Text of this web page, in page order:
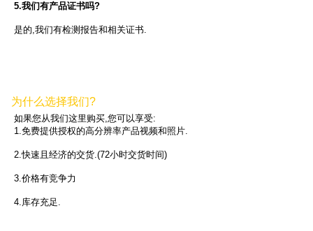
5.我们有产品证书吗?
是的,我们有检测报告和相关证书.
为什么选择我们?
如果您从我们这里购买,您可以享受:
1.免费提供授权的高分辨率产品视频和照片.
2.快速且经济的交货.(72小时交货时间)
3.价格有竞争力
4.库存充足.